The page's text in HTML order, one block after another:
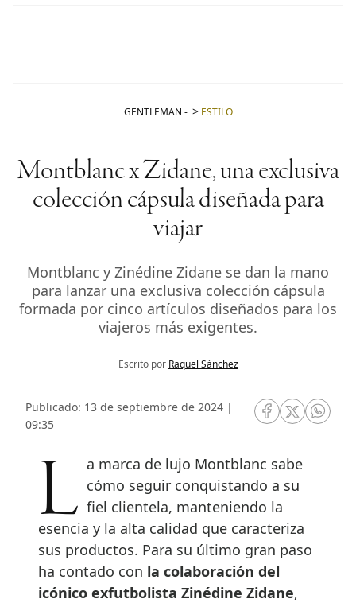
GENTLEMAN - ESTILO
Montblanc x Zidane, una exclusiva
colección cápsula diseñada para
viajar
Montblanc y Zinédine Zidane se dan la mano
para lanzar una exclusiva colección cápsula
formada por cinco artículos diseñados para los
viajeros más exigentes.
Escrito por Raquel Sánchez
Publicado: 13 de septiembre de 2024 |
09:35
RRSS Facebook
RRSSRRSS
La marca de lujo Montblanc sabe cómo seguir conquistando a su
fiel clientela, manteniendo la
esencia y la alta calidad que caracteriza
sus productos. Para su último gran paso
ha contado con la colaboración del
icónico exfutbolista Zinédine Zidane,